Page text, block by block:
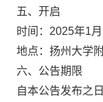
五、开启
时间： 2025年1
地点：扬州大学
六、公告期限
自本公告发布之